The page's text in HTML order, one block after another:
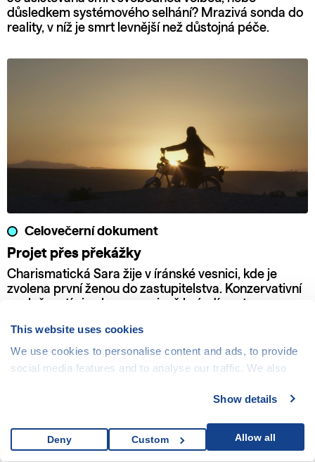
This website uses cookies
We use cookies to personalise content and ads, to provide
social media features and to analyse our traffic. We also
media, advertising and analytics partners who may
them or that they’ve collected from your use of their
services.
Show details
Allow all
Custom
Deny
důsledkem systémového selhání? Mrazivá sonda do
reality, v níž je smrt levnější než důstojná péče.
Celovečerní dokument
Projet přes překážky
Charismatická Sara žije v íránské vesnici, kde je
zvolena první ženou do zastupitelstva. Konzervativní
společností si nekompromisně brázdí cestu se svou